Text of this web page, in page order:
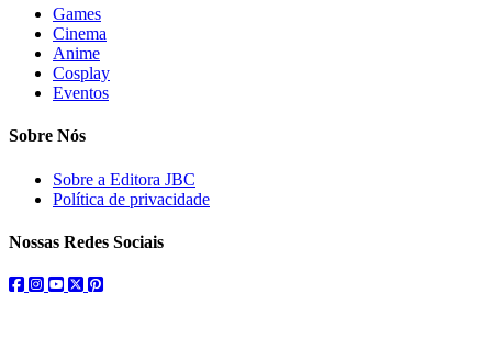
Games
Cinema
Anime
Cosplay
Eventos
Sobre Nós
Sobre a Editora JBC
Política de privacidade
Nossas Redes Sociais
facebook
instagram
youtube
twitterpinterest